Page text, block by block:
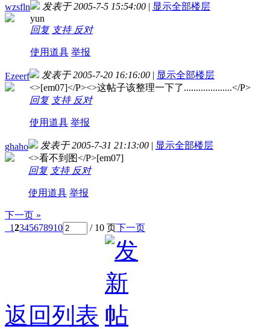
wzsfln 发表于 2005-7-5 15:54:00 | 显示全部楼层
yun
回复 支持 反对
使用道具 举报
Ezeerf 发表于 2005-7-20 16:16:00 | 显示全部楼层
<>[em07]</P><>这帖子该整理一下了....................</P>
回复 支持 反对
使用道具 举报
ghaho 发表于 2005-7-31 21:13:00 | 显示全部楼层
<>看不到图</P>[em07]
回复 支持 反对
使用道具 举报
下一页 »
12345678910 / 10 页下一页
返回列表